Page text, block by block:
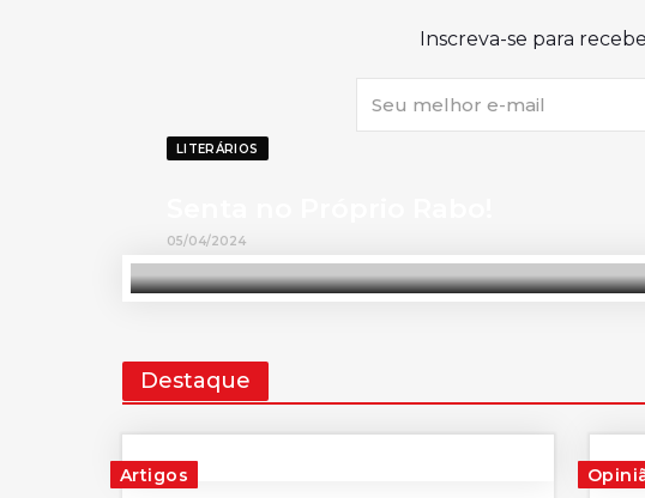
Inscreva-se para
LITERÁRIOS
05/04/2024
Destaque
Artigos